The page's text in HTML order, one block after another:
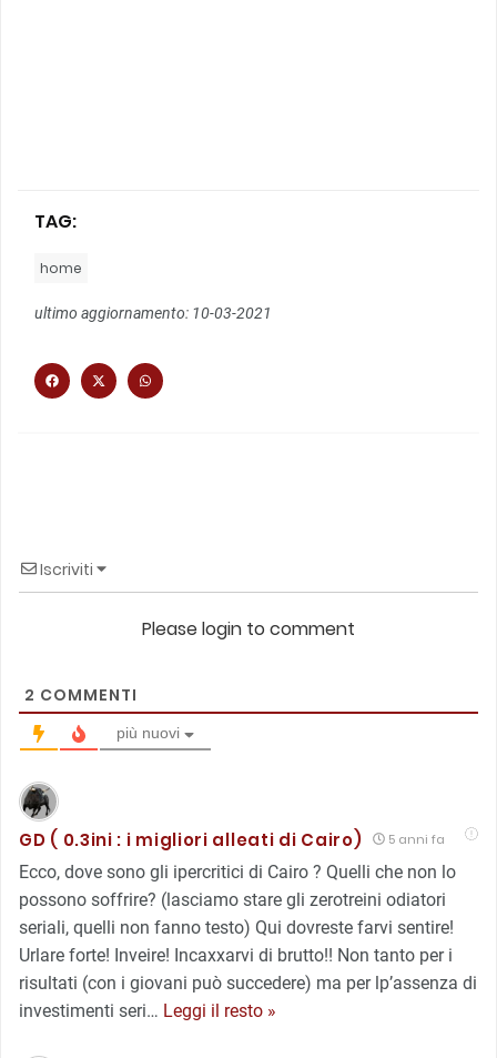
TAG:
home
ultimo aggiornamento: 10-03-2021
Iscriviti
Please login to comment
2 COMMENTI
più nuovi
GD ( 0.3ini : i migliori alleati di Cairo) 5 anni fa
Ecco, dove sono gli ipercritici di Cairo ? Quelli che non lo
possono soffrire? (lasciamo stare gli zerotreini odiatori
seriali, quelli non fanno testo) Qui dovreste farvi sentire!
Urlare forte! Inveire! Incaxxarvi di brutto!! Non tanto per i
risultati (con i giovani può succedere) ma per lp’assenza di
investimenti seri… Leggi il resto »